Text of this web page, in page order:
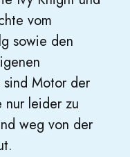
vom
sowie den
Motor der
nur leider zu
weg von der